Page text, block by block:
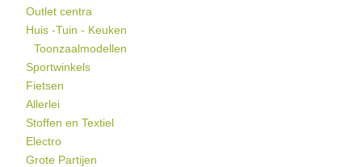
Outlet centra
Huis -Tuin - Keuken
Toonzaalmodellen
Sportwinkels
Fietsen
Allerlei
Stoffen en Textiel
Electro
Grote Partijen